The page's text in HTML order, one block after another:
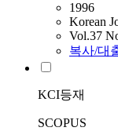
1996
Korean
Vol.37
복사/대
KCI등재
SCOPUS